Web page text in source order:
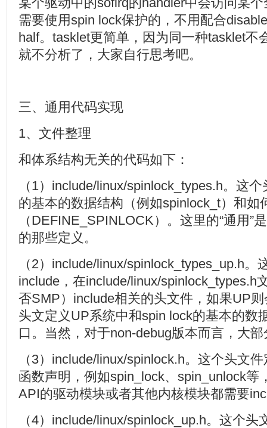
需要使用spin lock保护的，不用配合
half。tasklet更简单，因为同一种tasklet不
就不分析了，大家自行思考吧。
三、通用代码实现
1、文件整理
和体系结构无关的代码如下：
（1）include/linux/spinlock_types.h。这
的基本的数据结构（例如spinlock_t）和如
（DEFINE_SPINLOCK）。这里的“通用”
的那些定义。
（2）include/linux/spinlock_types_up.h。
include，在include/linux/spinlock_types.h
否SMP）include相关的头文件，如果UP
头文定义UP系统中和spin lock的基本的数
口。当然，对于non-debug版本而言，大
（3）include/linux/spinlock.h。这个头文
函数声明，例如spin_lock、spin_unlock等
API的驱动模块或者其他内核模块都需要
（4）include/linux/spinlock_up.h。这个